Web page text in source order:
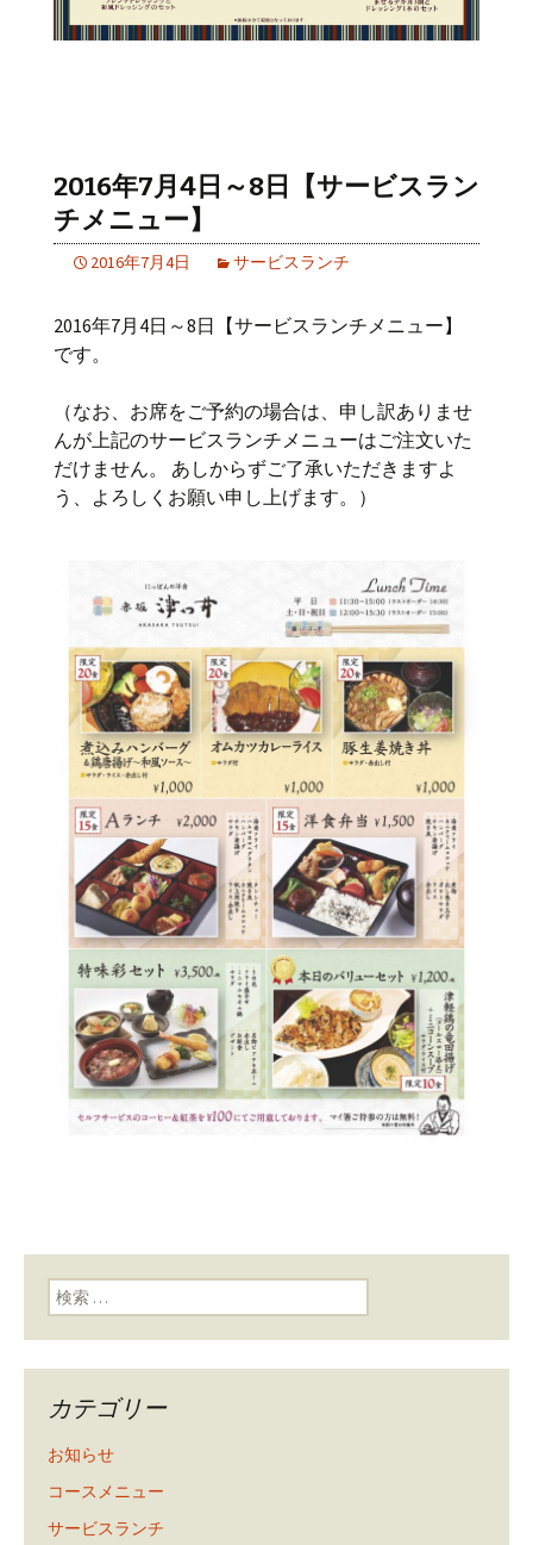
2016年7月4日～8日【サービスラン
チメニュー】
2016年7月4日 サービスランチ
2016年7月4日～8日【サービスランチメニュー】
です。
（なお、お席をご予約の場合は、申し訳ありませ
んが上記のサービスランチメニューはご注文いた
だけません。 あしからずご了承いただきますよ
う、よろしくお願い申し上げます。）
検索:
カテゴリー
お知らせ
コースメニュー
サービスランチ